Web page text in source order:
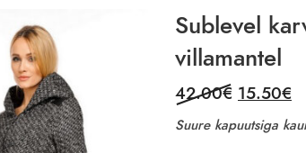
Sublevel
villamantel
42.00€ Original
price
was:
15.50€
Suure kapuutsiga